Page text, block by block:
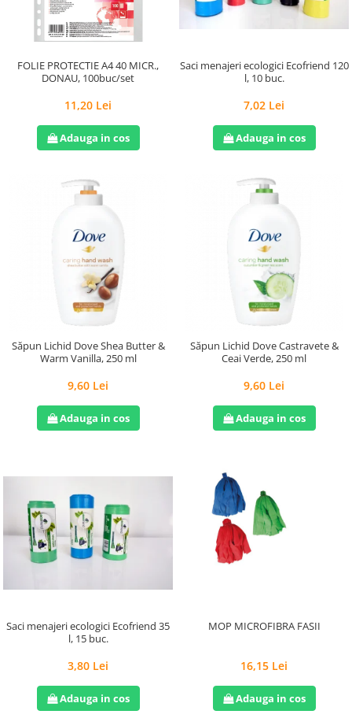
FOLIE PROTECTIE A4 40 MICR.,
DONAU, 100buc/set
11,20 Lei
Adauga in cos
Saci menajeri ecologici Ecofriend 120
l, 10 buc.
7,02 Lei
Adauga in cos
Săpun Lichid Dove Shea Butter &
Warm Vanilla, 250 ml
9,60 Lei
Adauga in cos
Săpun Lichid Dove Castravete &
Ceai Verde, 250 ml
9,60 Lei
Adauga in cos
Saci menajeri ecologici Ecofriend 35
l, 15 buc.
3,80 Lei
Adauga in cos
MOP MICROFIBRA FASII
16,15 Lei
Adauga in cos